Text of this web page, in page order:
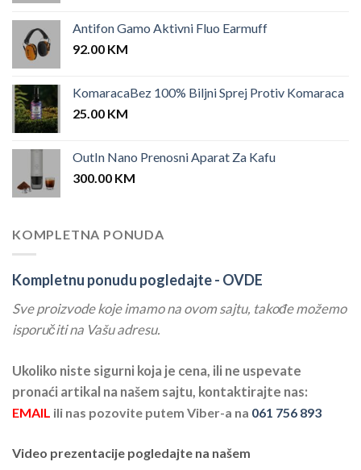
Antifon Gamo Aktivni Fluo Earmuff
92.00 KM
KomaracaBez 100% Biljni Sprej Protiv Komaraca
25.00 KM
OutIn Nano Prenosni Aparat Za Kafu
300.00 KM
KOMPLETNA PONUDA
Kompletnu ponudu pogledajte - OVDE
Sve proizvode koje imamo na ovom sajtu, takođe možemo
isporučiti na Vašu adresu.
Ukoliko niste sigurni koja je cena, ili ne uspevate
pronaći artikal na našem sajtu, kontaktirajte nas:
EMAIL ili nas pozovite putem Viber-a na 061 756 893
Video prezentacije pogledajte na našem